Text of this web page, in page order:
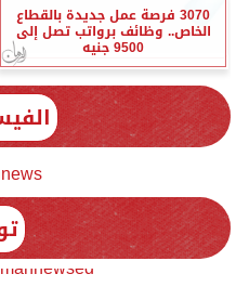
3070 فرصة عمل جديدة بالقطاع
الخاص.. وظائف برواتب تصل إلى
9500 جنيه